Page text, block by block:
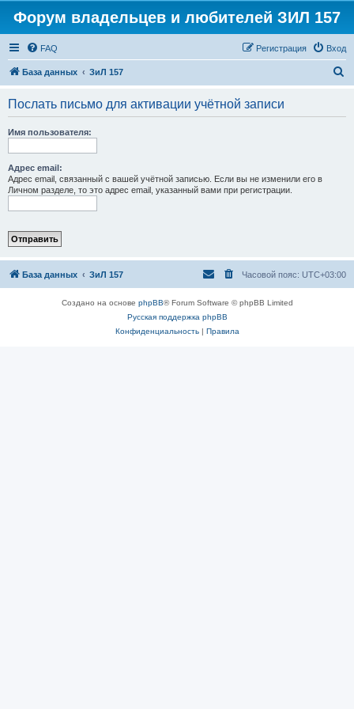
Форум владельцев и любителей ЗИЛ 157
FAQ Вход
Регистрация
База данных ЗиЛ 157
Послать письмо для активации учётной записи
Имя пользователя:
Адрес email:
Адрес email, связанный с вашей учётной записью. Если вы не изменили его в
Личном разделе, то это адрес email, указанный вами при регистрации.
База данных ЗиЛ 157 Часовой пояс: UTC+03:00
Создано на основе phpBB® Forum Software © phpBB Limited
Русская поддержка phpBB
Конфиденциальность| Правила